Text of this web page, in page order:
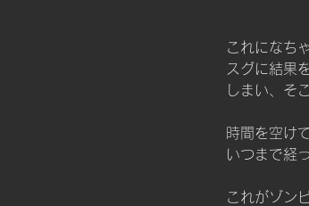
これになち
スグに結果
しまい、そ
時間を空け
いつまで経
これがゾン